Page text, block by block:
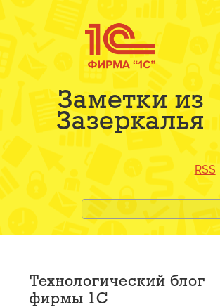
Заметки из
Зазеркалья
RSS
Технологический блог
фирмы 1С